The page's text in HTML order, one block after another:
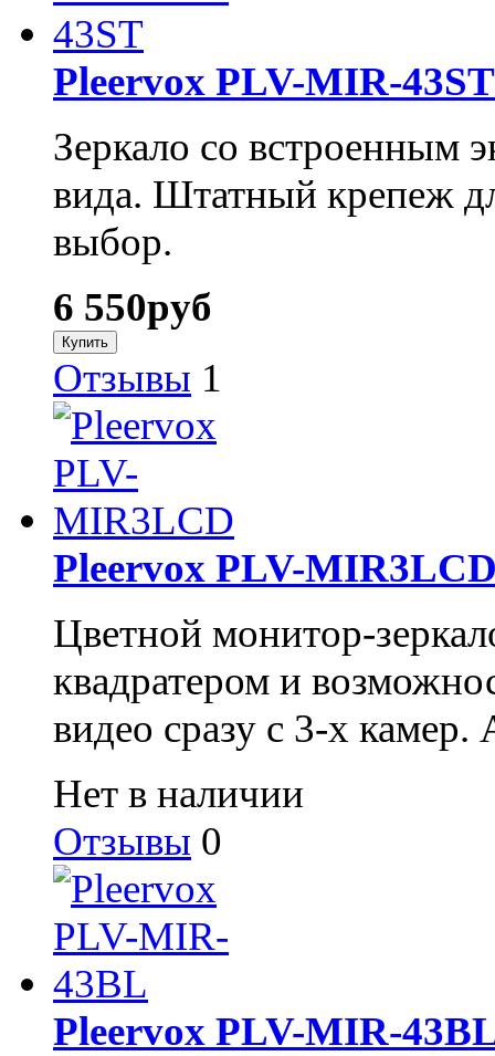
Pleervox PLV-MIR-43ST
Зеркало со встроенным
вида. Штатный крепеж
выбор.
6 550руб
Отзывы 1
Pleervox PLV-
Цветной монитор-
квадратером и
видео сразу с 3-х
Нет в наличии
Отзывы 0
Pleervox PLV-MIR-